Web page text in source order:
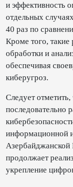
и эффективность
отдельных
40 раз по
Кроме того,
обработки и
обеспечивая
киберугроз.
Следует
последовательно
информационной
Азербайджанской
продолжает
укрепление